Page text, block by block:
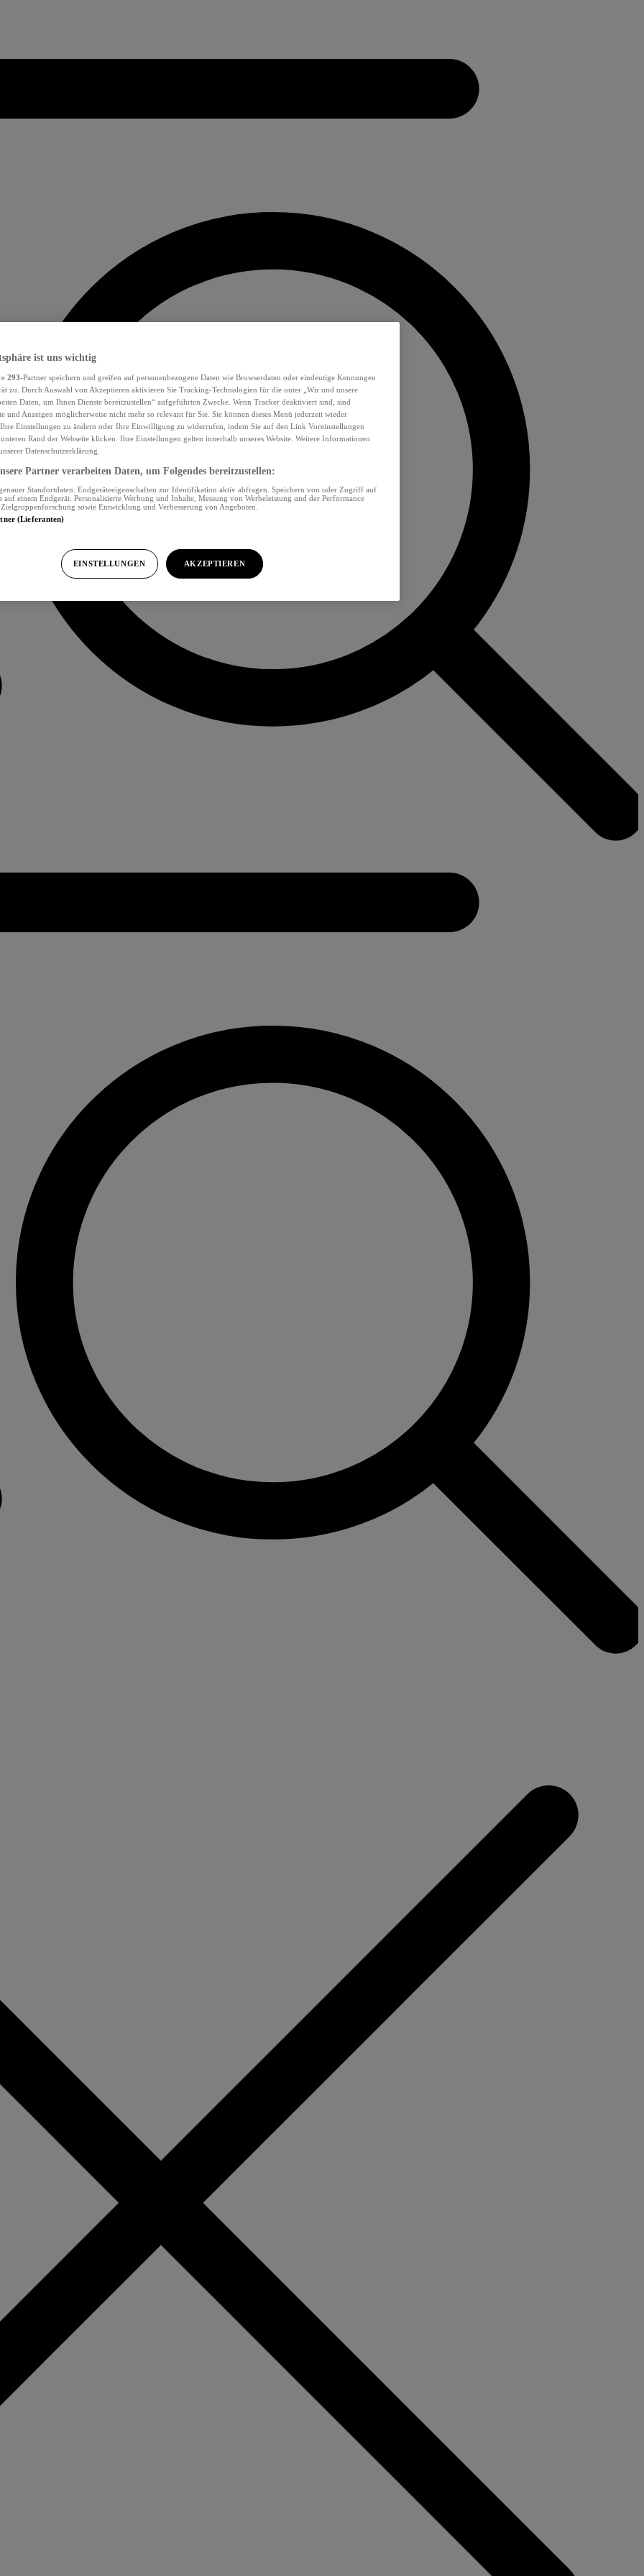
ist uns wichtig
293-Partner speichern und greifen auf personenbezogene Daten wie Browserdaten oder eindeutige Kennungen
zu. Durch Auswahl von Akzeptieren aktivieren Sie Tracking-Technologien für die unter „Wir und unsere
Daten, um Ihnen Dienste bereitzustellen“ aufgeführten Zwecke. Wenn Tracker deaktiviert sind, sind
und Anzeigen möglicherweise nicht mehr so relevant für Sie. Sie können dieses Menü jederzeit wieder
Einstellungen zu ändern oder Ihre Einwilligung zu widerrufen, indem Sie auf den Link Voreinstellungen
Rand der Webseite klicken. Ihre Einstellungen gelten innerhalb unseres Website. Weitere Informationen
Datenschutzerklärung.
Partner verarbeiten Daten, um Folgendes bereitzustellen:
Standortdaten. Endgeräteeigenschaften zur Identifikation aktiv abfragen. Speichern von oder Zugriff auf
einem Endgerät. Personalisierte Werbung und Inhalte, Messung von Werbeleistung und der Performance
sowie Entwicklung und Verbesserung von Angeboten.
(Lieferanten)
EINSTELLUNGEN AKZEPTIEREN